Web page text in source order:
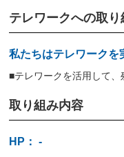
テレワークへの取
私たちはテレワークを
■テレワークを活用して、
取り組み内容
HP： -